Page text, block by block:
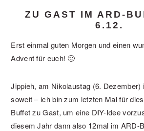
ZU GAST IM ARD-
6.12.
Erst einmal guten Morgen und einen
Advent für euch! 🙂
Jippieh, am Nikolaustag (6. Dezember)
soweit – ich bin zum letzten Mal für
Buffet zu Gast, um eine DIY-Idee
diesem Jahr dann also 12mal im ARD-